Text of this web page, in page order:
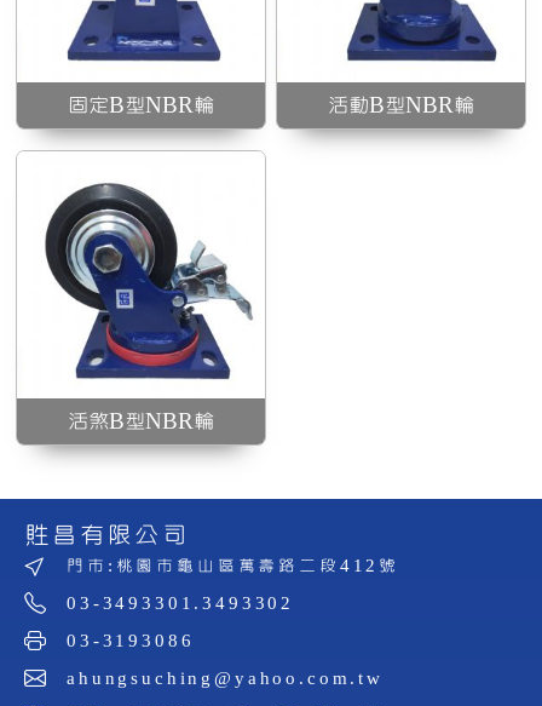
固定B型NBR輪 活動B型NBR輪
活煞B型NBR輪
貹昌有限公司
門市:桃園市龜山區萬壽路二段412號
03-3493301.3493302
03-3193086
ahungsuching@yahoo.com.tw